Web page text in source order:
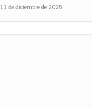
11 de diciembre de 2025